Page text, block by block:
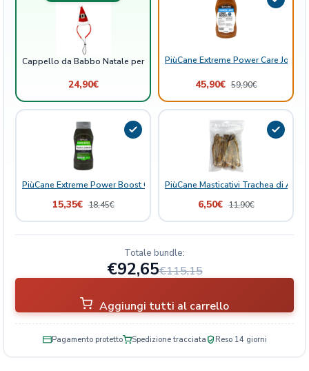
g
a
n
a
t
i
Cappello da Babbo Natale per cani di taglia grande
24,90€
PiùCane Extreme Power Care Joint
45,90€ 59,90€
PiùCane Extreme Power Boost Olio di Canapa
15,35€ 18,45€
PiùCane Masticativi Trachea di
6,50€ 11,90€
Totale bundle:
€92,65€115,15
Aggiungi tutti al carrello
Pagamento protetto Spedizione tracciata Reso 14 giorni